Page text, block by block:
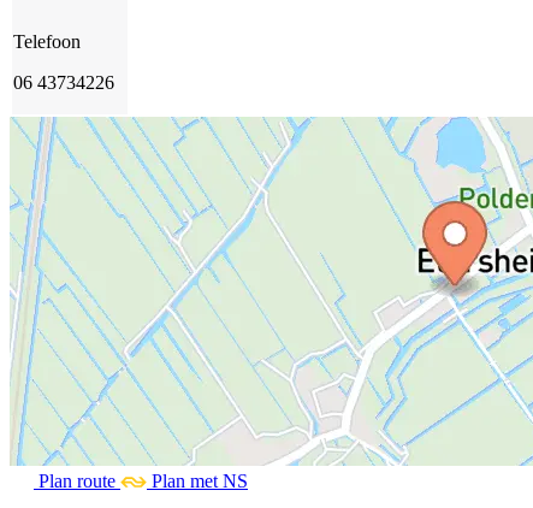
Telefoon
06 43734226
Plan route
Plan met NS